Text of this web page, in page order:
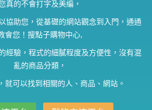
真的不會打字及美編，
協助您，從基礎的網站觀念到入門，通通
會您！搜點子購物中心,
經驗，程式的細膩程度及方便性，沒有混
亂的商品分類，
就可以找到相關的人、商品、網站。